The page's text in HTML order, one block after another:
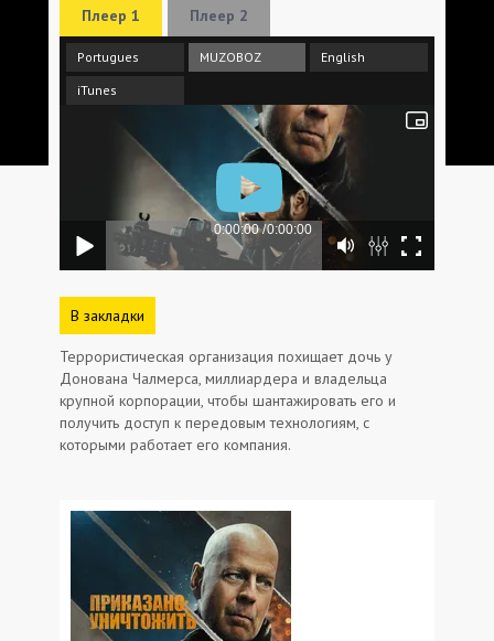
Плеер 1 Плеер 2
Portugues MUZOBOZ
English
iTunes
В закладки
Террористическая организация похищает дочь у
Донована Чалмерса, миллиардера и владельца
крупной корпорации, чтобы шантажировать его и
получить доступ к передовым технологиям, с
которыми работает его компания.